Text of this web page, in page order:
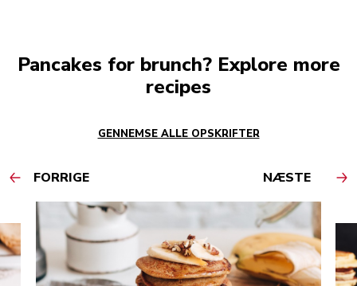
Pancakes for brunch? Explore more
recipes
GENNEMSE ALLE OPSKRIFTER
FORRIGE NÆSTE